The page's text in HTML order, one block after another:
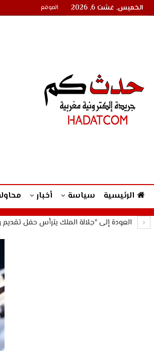
الخميس, غشت 6, 2026 الموقع
الرئيسية سياسة أخبار
العودة إلى "جلالة الملك يترأس حفل